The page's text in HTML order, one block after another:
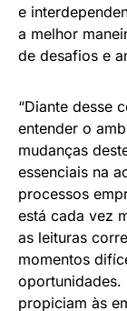
e
a melhor
de desafios e
“Diante desse
entender o
mudanças
essenciais na
processos
está cada vez
as leituras
momentos
oportunidades.
propiciam às